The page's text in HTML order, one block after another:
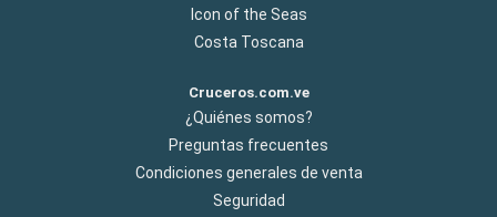
Icon of the Seas
Costa Toscana
Cruceros.com.ve
¿Quiénes somos?
Preguntas frecuentes
Condiciones generales de venta
Seguridad